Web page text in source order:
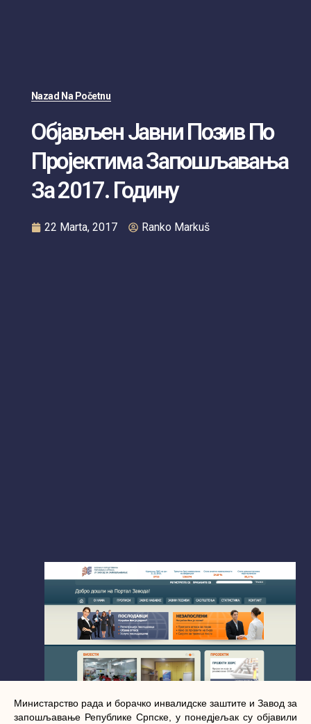
Nazad Na Početnu
Објављен Јавни Позив По
Пројектима Запошљавања
За 2017. Годину
22 Marta, 2017 Ranko Markuš
Министарство рада и борачко инвалидске заштите и Завод за
запошљавање Републике Српске, у понедјељак су објавили